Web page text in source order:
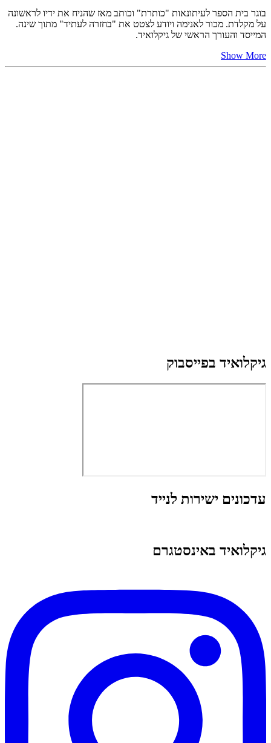
בוגר בית הספר לעיתונאות "כותרת" וכותב מאז שהניח את ידיו לראשונה
על מקלדת. מכור לאנימה ויודע לצטט את "בחזרה לעתיד" מתוך שינה.
המייסד והעורך הראשי של גיקלואיד.
Show More
גיקלואיד בפייסבוק
עדכונים ישירות לנייד
גיקלואיד באינסטגרם